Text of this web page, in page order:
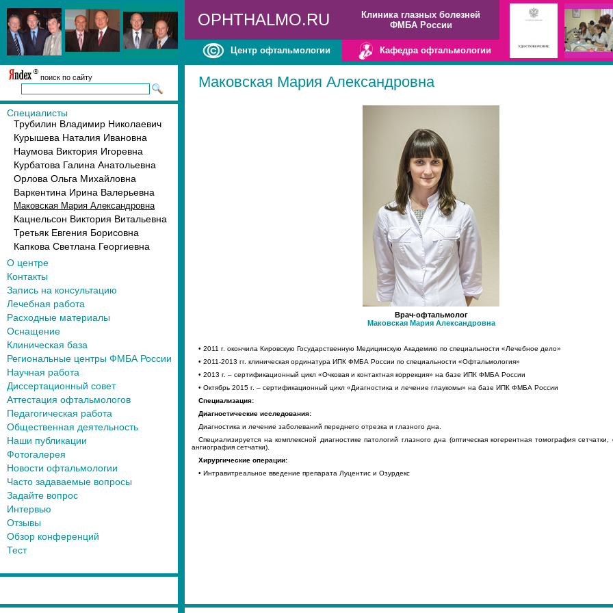
OPHTHALMO.RU
Клиника глазных болезней
ФМБА России
Центр офтальмологии Кафедра офтальмологии
поиск по сайту
Специалисты
Трубилин Владимир Николаевич
Курышева Наталия Ивановна
Наумова Виктория Игоревна
Курбатова Галина Анатольевна
Орлова Ольга Михайловна
Варкентина Ирина Валерьевна
Маковская Мария Александровна
Кацнельсон Виктория Витальевна
Третьяк Евгения Борисовна
Капкова Светлана Георгиевна
О центре
Контакты
Запись на консультацию
Лечебная работа
Расходные материалы
Оснащение
Клиническая база
Региональные центры ФМБА России
Научная работа
Диссертационный совет
Аттестация офтальмологов
Педагогическая работа
Общественная деятельность
Наши публикации
Фотогалерея
Новости офтальмологии
Часто задаваемые вопросы
Задайте вопрос
Интервью
Отзывы
Обзор конференций
Тест
Маковская Мария Александровна
Врач-офтальмолог
Маковская Мария Александровна
• 2011 г. окончила Кировскую Государственную Медицинскую Академию по специальности «Лечебное дело»
• 2011-2013 гг. клиническая ординатура ИПК ФМБА России по специальности «Офтальмология»
• 2013 г. – сертификационный цикл «Очковая и контактная коррекция» на базе ИПК ФМБА России
• Октябрь 2015 г. – сертификационный цикл «Диагностика и лечение глаукомы» на базе ИПК ФМБА России
Специализация:
Диагностические исследования:
Диагностика и лечение заболеваний переднего отрезка и глазного дна.
Специализируется на комплексной диагностике патологий глазного дна (оптическая когерентная томография
ангиография сетчатки).
Хирургические операции:
• Интравитреальное введение препарата Луцентис и Озурдекс